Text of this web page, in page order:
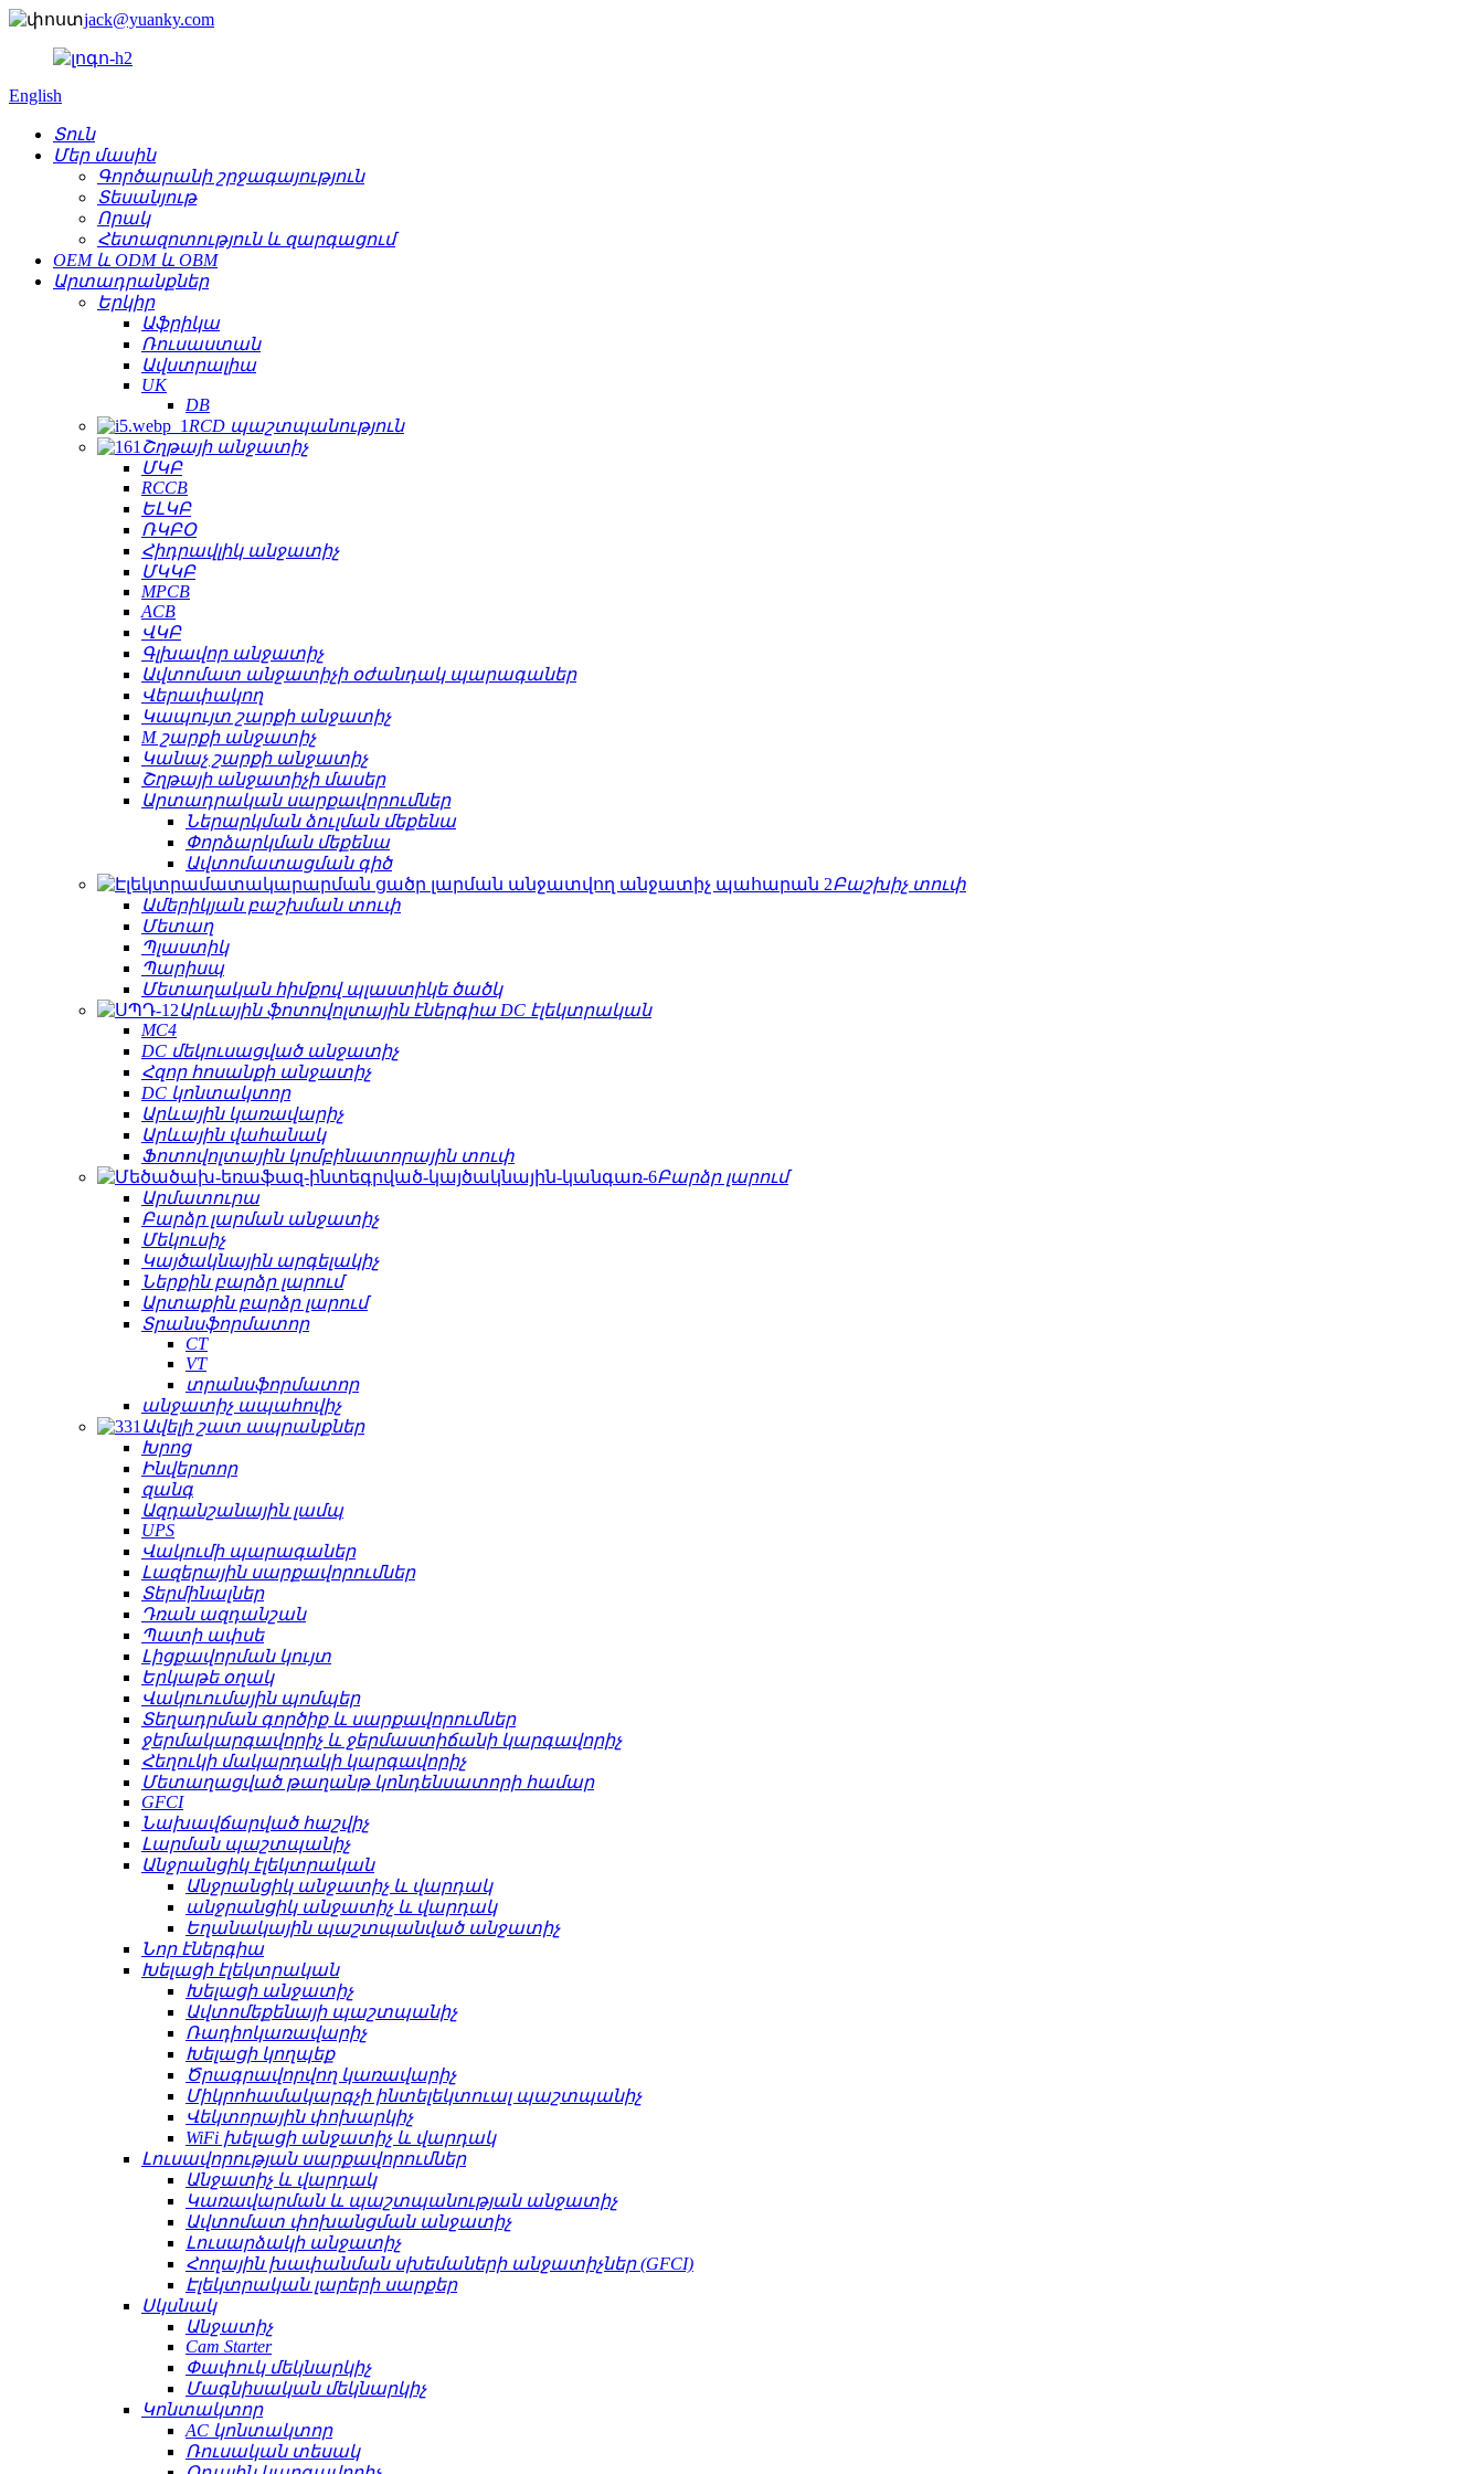
jack@yuanky.com
English
Տուն
Մեր մասին
Գործարանի շրջագայություն
Տեսանյութ
Որակ
Հետազոտություն և զարգացում
OEM և ODM և OBM
Արտադրանքներ
Երկիր
Աֆրիկա
Ռուսաստան
Ավստրալիա
UK
DB
RCD պաշտպանություն
Շղթայի անջատիչ
ՄԿԲ
RCCB
ԵԼԿԲ
ՌԿԲՕ
Հիդրավլիկ անջատիչ
ՄԿԿԲ
MPCB
ACB
ՎԿԲ
Գլխավոր անջատիչ
Ավտոմատ անջատիչի օժանդակ պարագաներ
Վերափակող
Կապույտ շարքի անջատիչ
M շարքի անջատիչ
Կանաչ շարքի անջատիչ
Շղթայի անջատիչի մասեր
Արտադրական սարքավորումներ
Ներարկման ձուլման մեքենա
Փորձարկման մեքենա
Ավտոմատացման գիծ
Բաշխիչ տուփ
Ամերիկյան բաշխման տուփ
Մետաղ
Պլաստիկ
Պարիսպ
Մետաղական հիմքով պլաստիկե ծածկ
Արևային ֆոտովոլտային էներգիա DC էլեկտրական
MC4
DC մեկուսացված անջատիչ
Հզոր հոսանքի անջատիչ
DC կոնտակտոր
Արևային կառավարիչ
Արևային վահանակ
Ֆոտովոլտային կոմբինատորային տուփ
Բարձր լարում
Արմատուրա
Բարձր լարման անջատիչ
Մեկուսիչ
Կայծակնային արգելակիչ
Ներքին բարձր լարում
Արտաքին բարձր լարում
Տրանսֆորմատոր
CT
VT
տրանսֆորմատոր
անջատիչ ապահովիչ
Ավելի շատ ապրանքներ
Խրոց
Ինվերտոր
զանգ
Ազդանշանային լամպ
UPS
Վակումի պարագաներ
Լազերային սարքավորումներ
Տերմինալներ
Դռան ազդանշան
Պատի ափսե
Լիցքավորման կույտ
Երկաթե օղակ
Վակուումային պոմպեր
Տեղադրման գործիք և սարքավորումներ
ջերմակարգավորիչ և ջերմաստիճանի կարգավորիչ
Հեղուկի մակարդակի կարգավորիչ
Մետաղացված թաղանթ կոնդենսատորի համար
GFCI
Նախավճարված հաշվիչ
Լարման պաշտպանիչ
Անջրանցիկ էլեկտրական
Անջրանցիկ անջատիչ և վարդակ
անջրանցիկ անջատիչ և վարդակ
Եղանակային պաշտպանված անջատիչ
Նոր էներգիա
Խելացի էլեկտրական
Խելացի անջատիչ
Ավտոմեքենայի պաշտպանիչ
Ռադիոկառավարիչ
Խելացի կողպեք
Ծրագրավորվող կառավարիչ
Միկրոհամակարգչի ինտելեկտուալ պաշտպանիչ
Վեկտորային փոխարկիչ
WiFi խելացի անջատիչ և վարդակ
Լուսավորության սարքավորումներ
Անջատիչ և վարդակ
Կառավարման և պաշտպանության անջատիչ
Ավտոմատ փոխանցման անջատիչ
Լուսարձակի անջատիչ
Հողային խափանման սխեմաների անջատիչներ (GFCI)
Էլեկտրական լարերի սարքեր
Սկսնակ
Անջատիչ
Cam Starter
Փափուկ մեկնարկիչ
Մագնիսական մեկնարկիչ
Կոնտակտոր
AC կոնտակտոր
Ռուսական տեսակ